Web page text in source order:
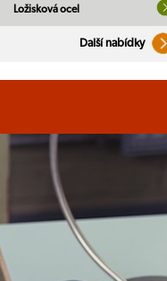
Ložisková ocel
Další nabídky